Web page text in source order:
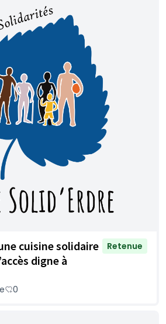
cuisine solidaire
digne à
Retenue
0